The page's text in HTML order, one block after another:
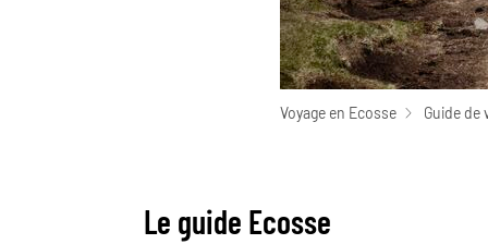
Voyage en Ecosse Guide de
Le guide Ecosse